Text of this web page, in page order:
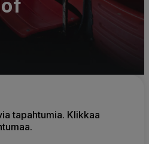
tapahtumia. Klikkaa